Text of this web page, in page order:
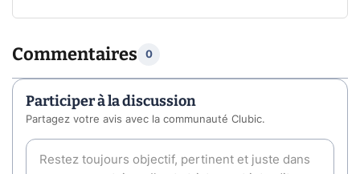
Commentaires 0
Participer à la discussion
Partagez votre avis avec la communauté Clubic.